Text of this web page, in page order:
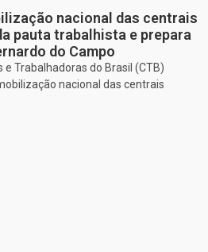
nacional das centrais
pauta trabalhista e prepara
do Campo
Trabalhadoras do Brasil (CTB)
nacional das centrais